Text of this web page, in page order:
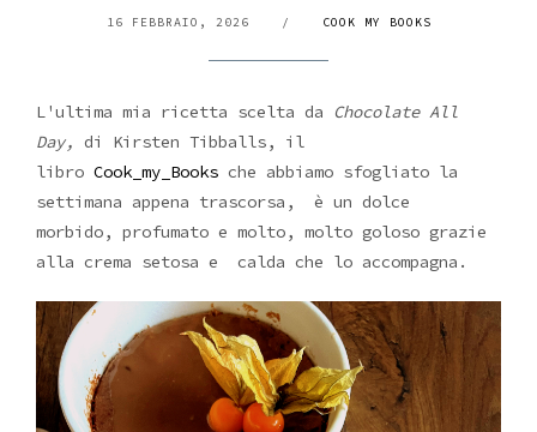
16 FEBBRAIO, 2026 / COOK MY BOOKS
L'ultima mia ricetta scelta da
Chocolate All
Day, di Kirsten Tibballs, il
libro Cook_my_Books che abbiamo sfogliato la
settimana appena trascorsa, è un dolce
morbido, profumato e molto, molto goloso grazie
alla crema setosa e calda che lo accompagna.